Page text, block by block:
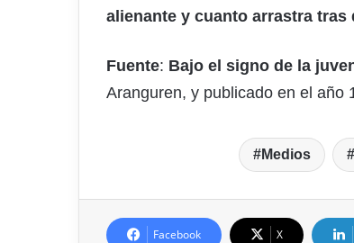
alienante y cuanto arrastra tras
Fuente: Bajo el signo de la
Aranguren, y publicado en el año
Medios
Facebook X